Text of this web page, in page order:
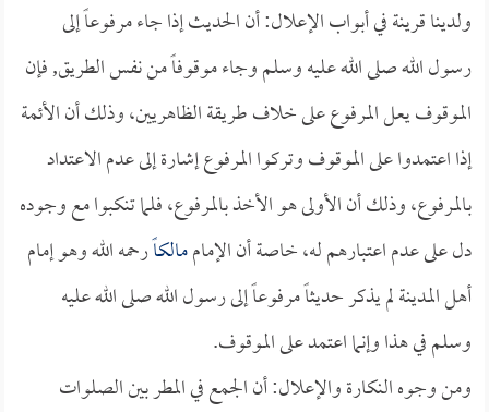
ولدينا قرينة في أبواب الإعلال: أن الحديث إذا جاء مرفوعاً إلى
رسول الله صلى الله عليه وسلم وجاء موقوفاً من نفس الطريق, فإن
الموقوف يعل المرفوع على خلاف طريقة الظاهريين، وذلك أن الأئمة
إذا اعتمدوا على الموقوف وتركوا المرفوع إشارة إلى عدم الاعتداد
بالمرفوع، وذلك أن الأولى هو الأخذ بالمرفوع، فلما تنكبوا مع وجوده
دل على عدم اعتبارهم له، خاصة أن الإماممالكاًرحمه الله وهو إمام
أهل المدينة لم يذكر حديثاً مرفوعاً إلى رسول الله صلى الله عليه
وسلم في هذا وإنما اعتمد على الموقوف.
ومن وجوه النكارة والإعلال: أن الجمع في المطر بين الصلوات